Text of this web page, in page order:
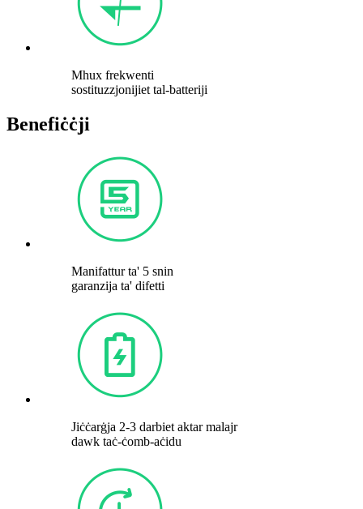
Mhux frekwenti
sostituzzjonijiet tal-batteriji
Benefiċċji
Manifattur ta' 5 snin
garanzija ta' difetti
Jiċċarġja 2-3 darbiet aktar malajr
dawk taċ-ċomb-aċidu